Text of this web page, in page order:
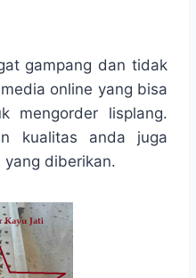
gampang dan tidak
online yang bisa
mengorder lisplang.
kualitas anda juga
yang diberikan.